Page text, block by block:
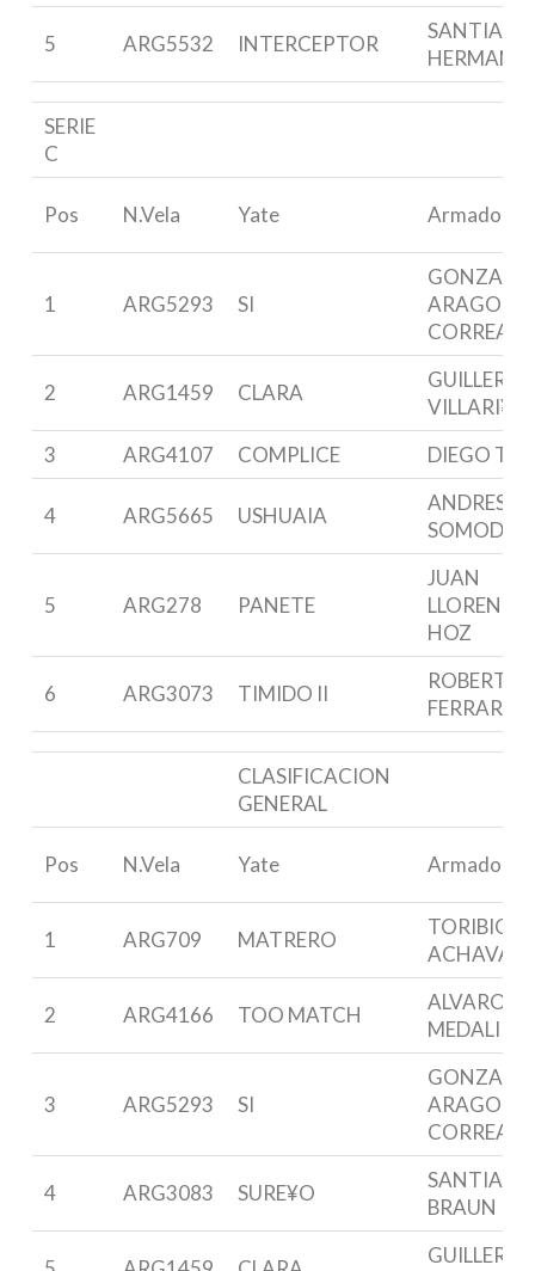
5 ARG5532 INTERCEPTOR
SANTIAGO
HERMANN
SERIE
C
Pos N.Vela Yate Armador
1 ARG5293 SI
GONZALO
ARAGON
CORREA
2 ARG1459 CLARA
VILLARI¥O
3
ARG4107 COMPLICE DIEGO
4 ARG5665 USHUAIA
ANDRES
SOMODI
5 ARG278 PANETE
JUAN
LLORENTE
HOZ
6 ARG3073 TIMIDO II
ROBERTO
FERRARIO
CLASIFICACION
GENERAL
Pos N.Vela Yate Armador
1 ARG709 MATRERO
TORIBIO
ACHAVAL
2 ARG4166 TOO MATCH
ALVARO M
MEDALI
3 ARG5293 SI
GONZALO
ARAGON
CORREA
4 ARG3083 SURE¥O
SANTIAGO
BRAUN